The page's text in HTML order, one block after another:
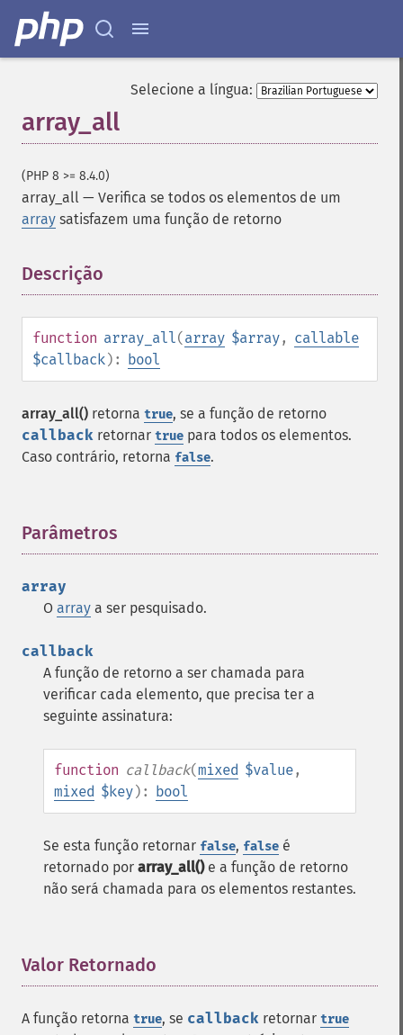
Selecione a língua:
array_all
(PHP 8 >= 8.4.0)
array_all — Verifica se todos os elementos de um
array satisfazem uma função de retorno
Descrição
function array_all(array $array, callable
$callback): bool
array_all() retorna true, se a função de retorno
callback retornar true para todos os elementos.
Caso contrário, retorna false.
Parâmetros
array
O array a ser pesquisado.
callback
A função de retorno a ser chamada para
verificar cada elemento, que precisa ter a
seguinte assinatura:
function callback(mixed $value,
mixed $key): bool
Se esta função retornar false, false é
retornado por array_all()e a função de retorno
não será chamada para os elementos restantes.
Valor Retornado
A função retorna true, se callback retornar true